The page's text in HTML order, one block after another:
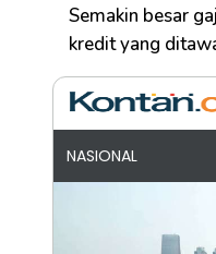
Semakin besar
kredit yang
NASIONAL